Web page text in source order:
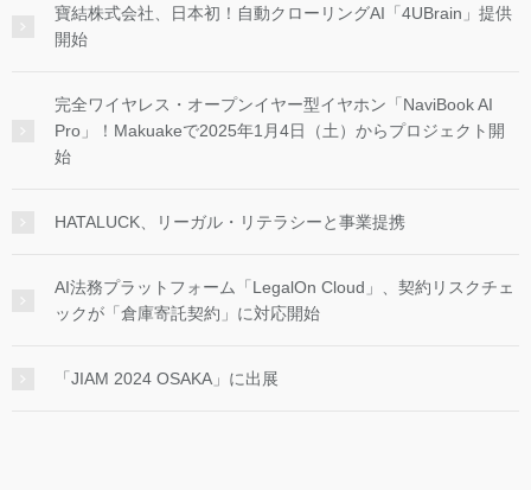
寶結株式会社、日本初！自動クローリングAI「4UBrain」提供
開始
完全ワイヤレス・オープンイヤー型イヤホン「NaviBook AI
Pro」！Makuakeで2025年1月4日（土）からプロジェクト開
始
HATALUCK、リーガル・リテラシーと事業提携
AI法務プラットフォーム「LegalOn Cloud」、契約リスクチェ
ックが「倉庫寄託契約」に対応開始
「JIAM 2024 OSAKA」に出展